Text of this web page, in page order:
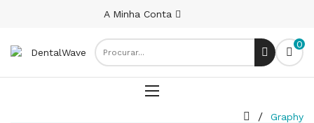
A Minha Conta
0
Graphy